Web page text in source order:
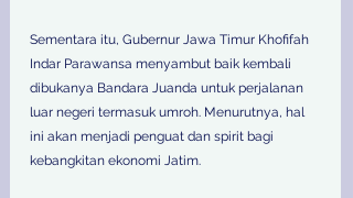
Sementara itu, Gubernur Jawa Timur Khofifah
Indar Parawansa menyambut baik kembali
dibukanya Bandara Juanda untuk perjalanan
luar negeri termasuk umroh. Menurutnya, hal
ini akan menjadi penguat dan spirit bagi
kebangkitan ekonomi Jatim.